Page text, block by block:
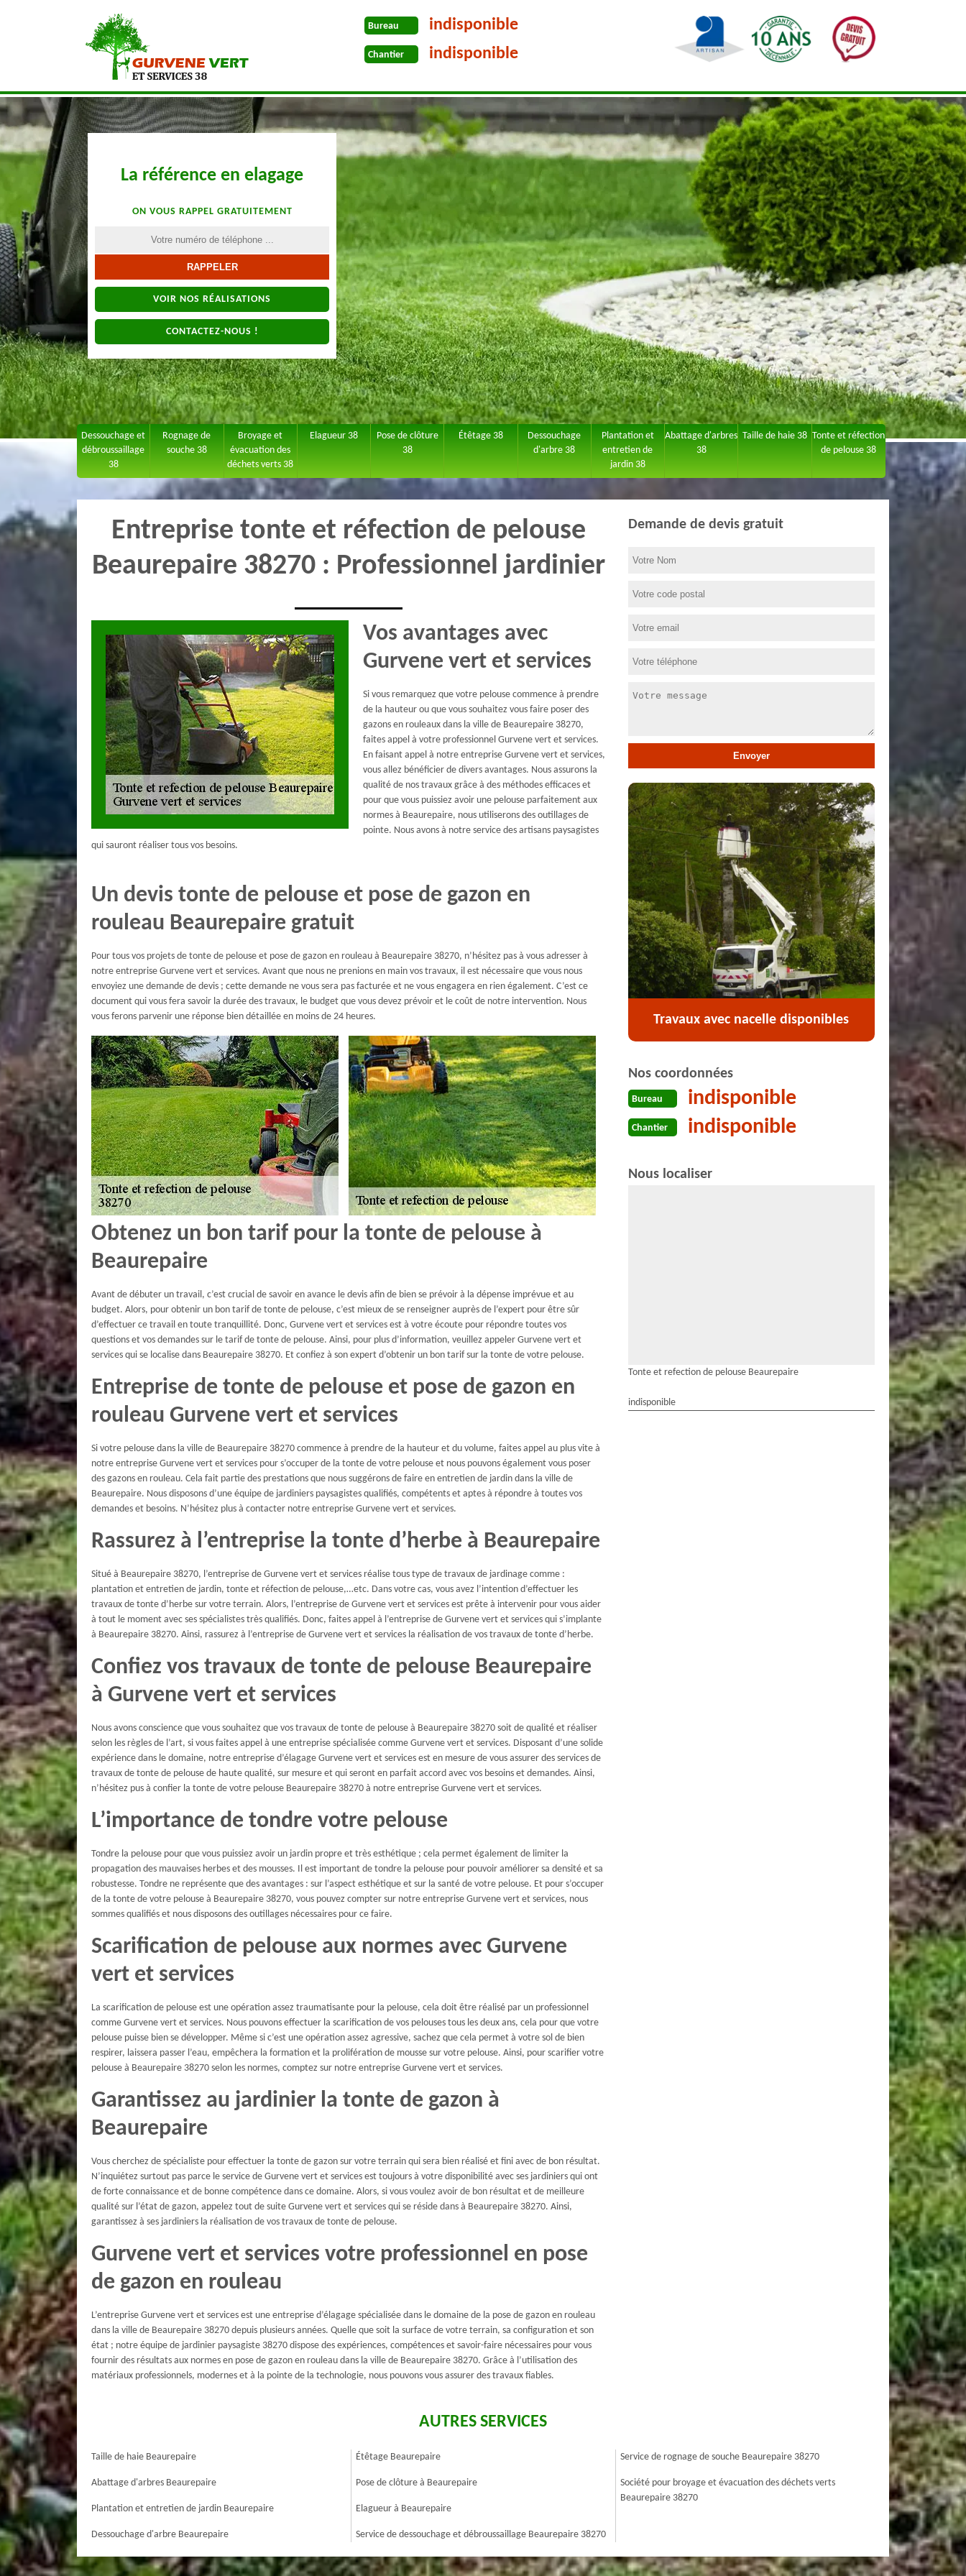
Bureau indisponible
Chantier indisponible
La référence en elagage
ON VOUS RAPPEL GRATUITEMENT
VOIR NOS RÉALISATIONS
CONTACTEZ-NOUS !
Dessouchage et
débroussaillage
38
Rognage de
souche 38
Broyage et
évacuation des
déchets verts 38
Elagueur 38
Pose de clôture
38
Étêtage 38
Dessouchage
d'arbre 38
Plantation et
entretien de
jardin 38
Abattage d'arbres
38
Taille de haie 38 Tonte et réfection
de pelouse 38
Entreprise tonte et réfection de pelouse
Beaurepaire 38270 : Professionnel jardinier
Vos avantages avec
Gurvene vert et services
Si vous remarquez que votre pelouse commence à prendre
de la hauteur ou que vous souhaitez vous faire poser des
gazons en rouleaux dans la ville de Beaurepaire 38270,
faites appel à votre professionnel Gurvene vert et services.
En faisant appel à notre entreprise Gurvene vert et services,
vous allez bénéficier de divers avantages. Nous assurons la
qualité de nos travaux grâce à des méthodes efficaces et
pour que vous puissiez avoir une pelouse parfaitement aux
normes à Beaurepaire, nous utiliserons des outillages de
pointe. Nous avons à notre service des artisans paysagistes
qui sauront réaliser tous vos besoins.
Un devis tonte de pelouse et pose de gazon en
rouleau Beaurepaire gratuit
Pour tous vos projets de tonte de pelouse et pose de gazon en rouleau à Beaurepaire 38270, n’hésitez pas à vous adresser à
notre entreprise Gurvene vert et services. Avant que nous ne prenions en main vos travaux, il est nécessaire que vous nous
envoyiez une demande de devis ; cette demande ne vous sera pas facturée et ne vous engagera en rien également. C’est ce
document qui vous fera savoir la durée des travaux, le budget que vous devez prévoir et le coût de notre intervention. Nous
vous ferons parvenir une réponse bien détaillée en moins de 24 heures.
Obtenez un bon tarif pour la tonte de pelouse à
Beaurepaire
Avant de débuter un travail, c’est crucial de savoir en avance le devis afin de bien se prévoir à la dépense imprévue et au
budget. Alors, pour obtenir un bon tarif de tonte de pelouse, c’est mieux de se renseigner auprès de l’expert pour être sûr
d’effectuer ce travail en toute tranquillité. Donc, Gurvene vert et services est à votre écoute pour répondre toutes vos
questions et vos demandes sur le tarif de tonte de pelouse. Ainsi, pour plus d’information, veuillez appeler Gurvene vert et
services qui se localise dans Beaurepaire 38270. Et confiez à son expert d’obtenir un bon tarif sur la tonte de votre pelouse.
Entreprise de tonte de pelouse et pose de gazon en
rouleau Gurvene vert et services
Si votre pelouse dans la ville de Beaurepaire 38270 commence à prendre de la hauteur et du volume, faites appel au plus vite à
notre entreprise Gurvene vert et services pour s’occuper de la tonte de votre pelouse et nous pouvons également vous poser
des gazons en rouleau. Cela fait partie des prestations que nous suggérons de faire en entretien de jardin dans la ville de
Beaurepaire. Nous disposons d’une équipe de jardiniers paysagistes qualifiés, compétents et aptes à répondre à toutes vos
demandes et besoins. N’hésitez plus à contacter notre entreprise Gurvene vert et services.
Rassurez à l’entreprise la tonte d’herbe à Beaurepaire
Situé à Beaurepaire 38270, l’entreprise de Gurvene vert et services réalise tous type de travaux de jardinage comme :
plantation et entretien de jardin, tonte et réfection de pelouse,…etc. Dans votre cas, vous avez l’intention d’effectuer les
travaux de tonte d’herbe sur votre terrain. Alors, l’entreprise de Gurvene vert et services est prête à intervenir pour vous aider
à tout le moment avec ses spécialistes très qualifiés. Donc, faites appel à l’entreprise de Gurvene vert et services qui s’implante
à Beaurepaire 38270. Ainsi, rassurez à l’entreprise de Gurvene vert et services la réalisation de vos travaux de tonte d’herbe.
Confiez vos travaux de tonte de pelouse Beaurepaire
à Gurvene vert et services
Nous avons conscience que vous souhaitez que vos travaux de tonte de pelouse à Beaurepaire 38270 soit de qualité et réaliser
selon les règles de l’art, si vous faites appel à une entreprise spécialisée comme Gurvene vert et services. Disposant d’une solide
expérience dans le domaine, notre entreprise d’élagage Gurvene vert et services est en mesure de vous assurer des services de
travaux de tonte de pelouse de haute qualité, sur mesure et qui seront en parfait accord avec vos besoins et demandes. Ainsi,
n’hésitez pus à confier la tonte de votre pelouse Beaurepaire 38270 à notre entreprise Gurvene vert et services.
L’importance de tondre votre pelouse
Tondre la pelouse pour que vous puissiez avoir un jardin propre et très esthétique ; cela permet également de limiter la
propagation des mauvaises herbes et des mousses. Il est important de tondre la pelouse pour pouvoir améliorer sa densité et sa
robustesse. Tondre ne représente que des avantages : sur l’aspect esthétique et sur la santé de votre pelouse. Et pour s’occuper
de la tonte de votre pelouse à Beaurepaire 38270, vous pouvez compter sur notre entreprise Gurvene vert et services, nous
sommes qualifiés et nous disposons des outillages nécessaires pour ce faire.
Scarification de pelouse aux normes avec Gurvene
vert et services
La scarification de pelouse est une opération assez traumatisante pour la pelouse, cela doit être réalisé par un professionnel
comme Gurvene vert et services. Nous pouvons effectuer la scarification de vos pelouses tous les deux ans, cela pour que votre
pelouse puisse bien se développer. Même si c’est une opération assez agressive, sachez que cela permet à votre sol de bien
respirer, laissera passer l’eau, empêchera la formation et la prolifération de mousse sur votre pelouse. Ainsi, pour scarifier votre
pelouse à Beaurepaire 38270 selon les normes, comptez sur notre entreprise Gurvene vert et services.
Garantissez au jardinier la tonte de gazon à
Beaurepaire
Vous cherchez de spécialiste pour effectuer la tonte de gazon sur votre terrain qui sera bien réalisé et fini avec de bon résultat.
N’inquiétez surtout pas parce le service de Gurvene vert et services est toujours à votre disponibilité avec ses jardiniers qui ont
de forte connaissance et de bonne compétence dans ce domaine. Alors, si vous voulez avoir de bon résultat et de meilleure
qualité sur l’état de gazon, appelez tout de suite Gurvene vert et services qui se réside dans à Beaurepaire 38270. Ainsi,
garantissez à ses jardiniers la réalisation de vos travaux de tonte de pelouse.
Gurvene vert et services votre professionnel en pose
de gazon en rouleau
L’entreprise Gurvene vert et services est une entreprise d’élagage spécialisée dans le domaine de la pose de gazon en rouleau
dans la ville de Beaurepaire 38270 depuis plusieurs années. Quelle que soit la surface de votre terrain, sa configuration et son
état ; notre équipe de jardinier paysagiste 38270 dispose des expériences, compétences et savoir-faire nécessaires pour vous
fournir des résultats aux normes en pose de gazon en rouleau dans la ville de Beaurepaire 38270. Grâce à l’utilisation des
matériaux professionnels, modernes et à la pointe de la technologie, nous pouvons vous assurer des travaux fiables.
Demande de devis gratuit
Travaux avec nacelle disponibles
Nos coordonnées
Bureau indisponible
Chantier indisponible
Nous localiser
Tonte et refection de pelouse Beaurepaire
indisponible
AUTRES SERVICES
Taille de haie Beaurepaire
Abattage d'arbres Beaurepaire
Plantation et entretien de jardin Beaurepaire
Dessouchage d'arbre Beaurepaire
Étêtage Beaurepaire
Pose de clôture à Beaurepaire
Elagueur à Beaurepaire
Service de dessouchage et débroussaillage Beaurepaire 38270
Service de rognage de souche Beaurepaire 38270
Société pour broyage et évacuation des déchets verts
Beaurepaire 38270